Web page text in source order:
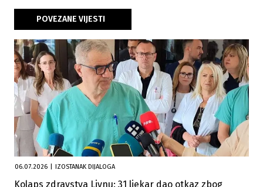
POVEZANE VIJESTI
06.07.2026 IZOSTANAK DIJALOGA
Kolaps zdravstva Livnu: 31 ljekar dao otkaz zbog